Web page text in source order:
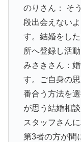
のりさん： そ
段出会えない
す。結婚をし
所へ登録し活
みさきさん：
す。ご自身の
番合う方法を
が思う結婚相
スタッフさん
第3者の方が間